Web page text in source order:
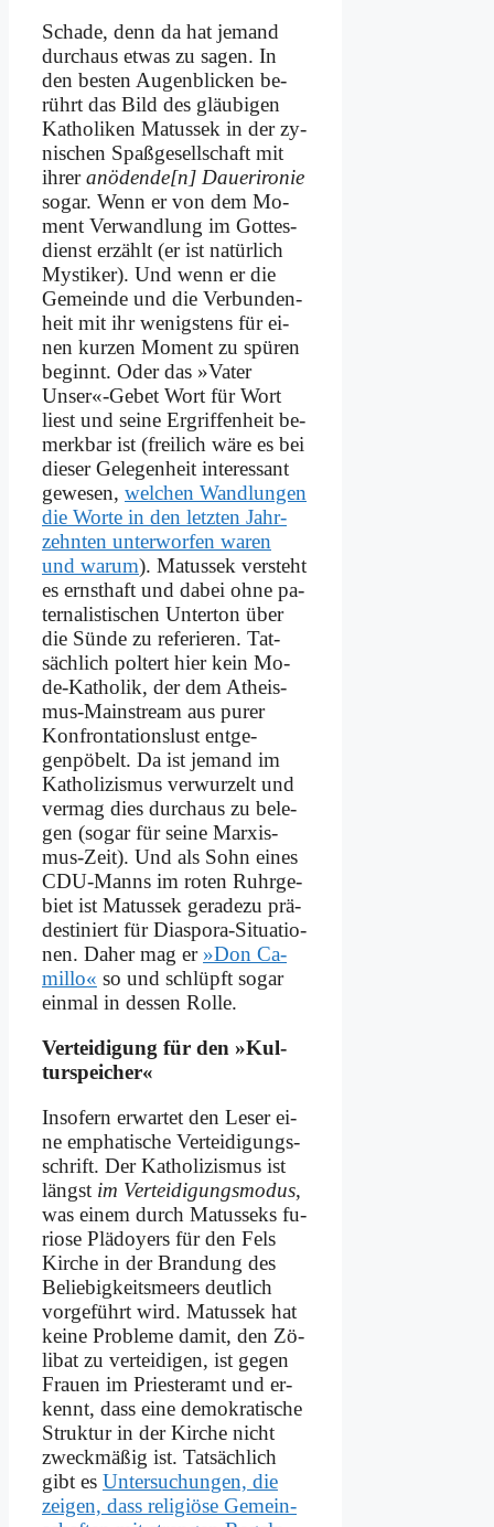
Scha­de, denn da hat je­mand
durch­aus et­was zu sa­gen. In
den be­sten Au­gen­blicken be­
rührt das Bild des gläu­bi­gen
Ka­tho­li­ken Ma­tus­sek in der zy­
ni­schen Spaß­ge­sell­schaft mit
ih­reranödende[n] Dau­er­i­ro­nie
so­gar. Wenn er von dem Mo­
ment Ver­wand­lung im Got­tes­
dienst er­zählt (er ist na­tür­lich
My­sti­ker). Und wenn er die
Ge­mein­de und die Ver­bun­den­
heit mit ihr we­nig­stens für ei­
nen kur­zen Mo­ment zu spü­ren
be­ginnt. Oder das »Va­ter
Unser«-Gebet Wort für Wort
liest und sei­ne Er­grif­fen­heit be­
merk­bar ist (frei­lich wä­re es bei
die­ser Ge­le­gen­heit in­ter­es­sant
ge­we­sen, wel­chen Wand­lun­gen
die Wor­te in den letz­ten Jahr­
zehnten un­ter­wor­fen wa­ren
und war­um). Ma­tus­sek ver­steht
es ernst­haft und da­bei oh­ne pa­
ter­na­li­sti­schen Un­ter­ton über
die Sün­de zu re­fe­rie­ren. Tat­
säch­lich pol­tert hier kein Mo­
de-Ka­tho­lik, der dem Athe­is­
mus-Main­stream aus pu­rer
Kon­fron­ta­ti­ons­lust entge­
genpöbelt. Da ist je­mand im
Ka­tho­li­zis­mus ver­wur­zelt und
ver­mag dies durch­aus zu be­le­
gen (so­gar für sei­ne Mar­xis­
mus-Zeit). Und als Sohn ei­nes
CDU-Manns im ro­ten Ruhr­ge­
biet ist Ma­tus­sek ge­ra­de­zu prä­
de­sti­niert für Dia­spo­ra-Si­tua­tio­
nen. Da­her mag er »Don Ca­
mil­lo« so und schlüpft so­gar
ein­mal in des­sen Rol­le.
Ver­tei­di­gung für den »Kul­
tur­spei­cher«
In­so­fern er­war­tet den Le­ser ei­
ne em­pha­ti­sche Ver­tei­di­gungs­
schrift. Der Ka­tho­li­zis­mus ist
längst im Ver­tei­di­gungs­mo­dus,
was ei­nem durch Ma­tus­seks fu­
rio­se Plä­doy­ers für den Fels
Kir­che in der Bran­dung des
Be­lie­big­keits­meers deut­lich
vor­ge­führt wird. Ma­tus­sek hat
kei­ne Pro­ble­me da­mit, den Zö­
li­bat zu ver­tei­di­gen, ist ge­gen
Frau­en im Prie­ster­amt und er­
kennt, dass ei­ne de­mo­kra­ti­sche
Struk­tur in der Kir­che nicht
zweck­mä­ßig ist. Tat­säch­lich
gibt es Un­ter­su­chun­gen, die
zei­gen, dass re­li­giö­se Ge­mein­